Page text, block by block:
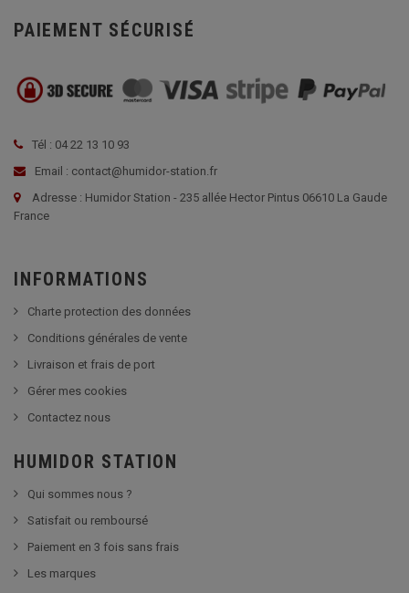
PAIEMENT SÉCURISÉ
Tél : 04 22 13 10 93
Email : contact@humidor-station.fr
Adresse : Humidor Station - 235 allée Hector Pintus 06610 La Gaude
France
INFORMATIONS
Charte protection des données
Conditions générales de vente
Livraison et frais de port
Gérer mes cookies
Contactez nous
HUMIDOR STATION
Qui sommes nous ?
Satisfait ou remboursé
Paiement en 3 fois sans frais
Les marques